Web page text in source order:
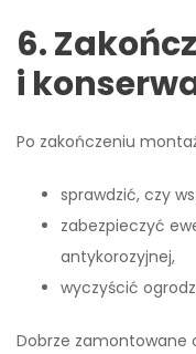
6.
i
Po zakończeniu
sprawdzić, czy
zabezpieczyć
antykorozyjnej,
wyczyścić
Dobrze zamontowane